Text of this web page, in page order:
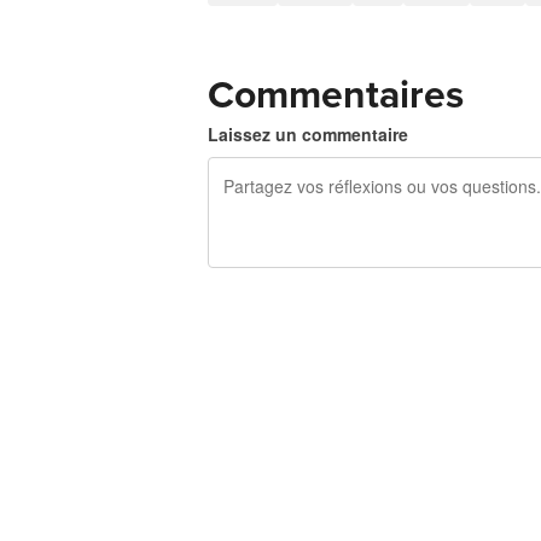
Commentaires
Laissez un commentaire